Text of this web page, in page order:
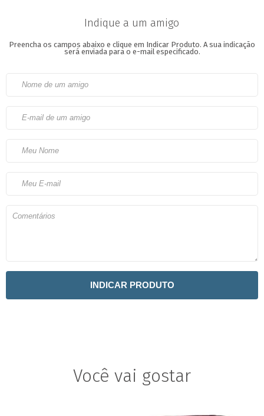
Indique a um amigo
Preencha os campos abaixo e clique em Indicar Produto. A sua indicação
será enviada para o e-mail especificado.
INDICAR PRODUTO